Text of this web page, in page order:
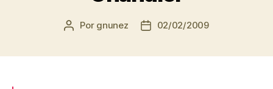
Autor
Por gnunez
Fecha02/02/2009